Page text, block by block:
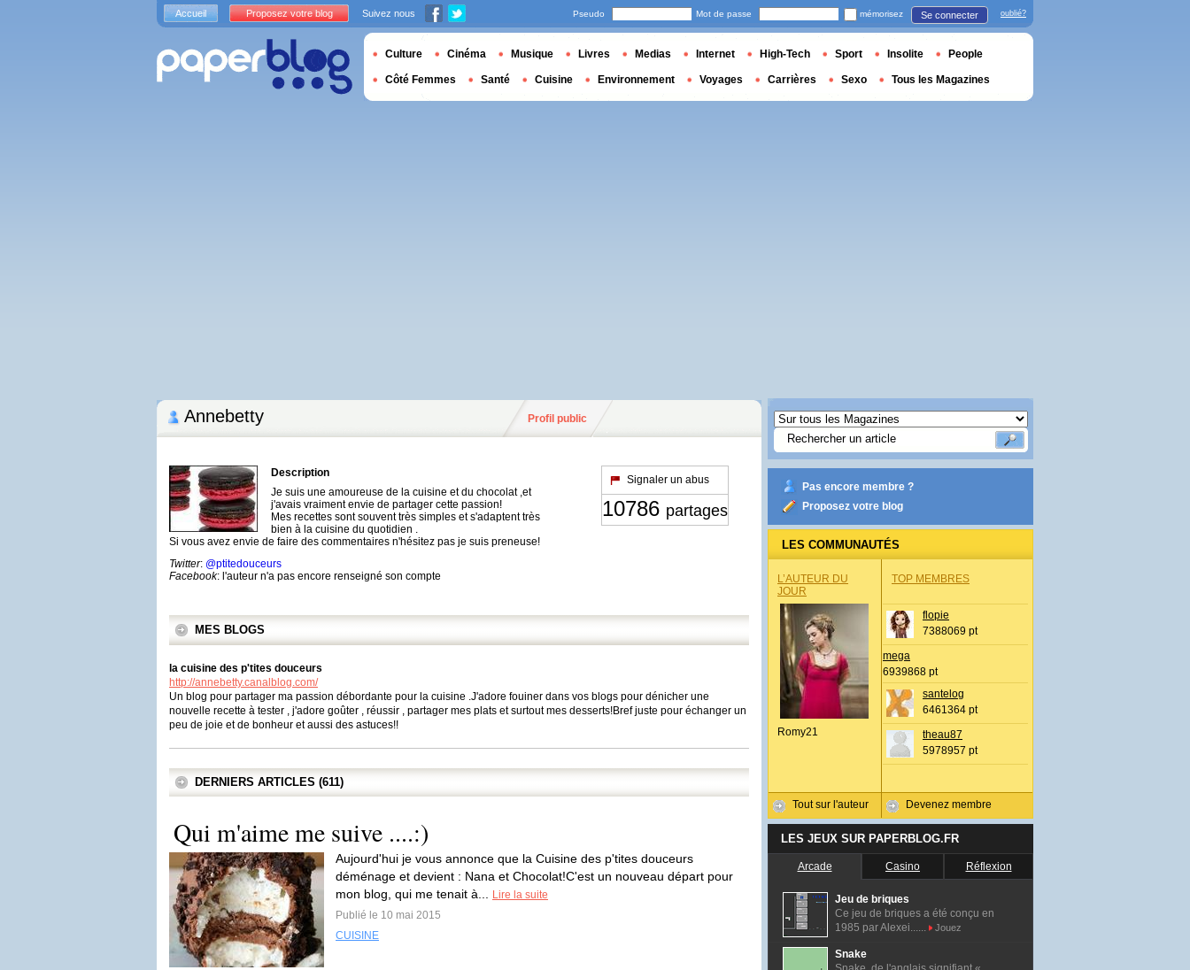
Annebetty Profil public
Description
Je suis une amoureuse de la cuisine et du chocolat ,et
j'avais vraiment envie de partager cette passion!
Mes recettes sont souvent très simples et s'adaptent très
bien à la cuisine du quotidien .
Si vous avez envie de faire des commentaires n'hésitez pas je suis preneuse!
Twitter: @ptitedouceurs
Facebook: l'auteur n'a pas encore renseigné son compte
Signaler un abus
10786 partages
MES BLOGS
la cuisine des p'tites douceurs
http://annebetty.canalblog.com/
Un blog pour partager ma passion débordante pour la cuisine .J'adore fouiner dans vos blogs pour dénicher une
nouvelle recette à tester , j'adore goûter , réussir , partager mes plats et surtout mes desserts!Bref juste pour échanger un
peu de joie et de bonheur et aussi des astuces!!
DERNIERS ARTICLES (611)
Qui m'aime me suive ....:)
Aujourd'hui je vous annonce que la Cuisine des p'tites douceurs
déménage et devient : Nana et Chocolat!C'est un nouveau départ pour
mon blog, qui me tenait à...
Lire la suite
Publié le 10 mai 2015
CUISINE
Pas encore membre ?
Proposez votre blog
LES COMMUNAUTÉS
L’AUTEUR DU
JOUR
Romy21
Tout sur l'auteur
TOP MEMBRES
flopie
7388069 pt
mega
6939868 pt
santelog
6461364 pt
theau87
5978957 pt
Devenez membre
LES JEUX SUR PAPERBLOG.FR
Arcade Casino Réflexion
Jeu de briques
Ce jeu de briques a été conçu en
1985 par Alexei......
Jouez
Snake
Accueil Proposez votre blog Suivez nous Pseudo Mot de passe mémorisez Se connecter oublié?
Culture Cinéma Musique Livres Medias Internet High-Tech Sport Insolite People
Côté Femmes Santé Cuisine Environnement Voyages Carrières Sexo Tous les Magazines